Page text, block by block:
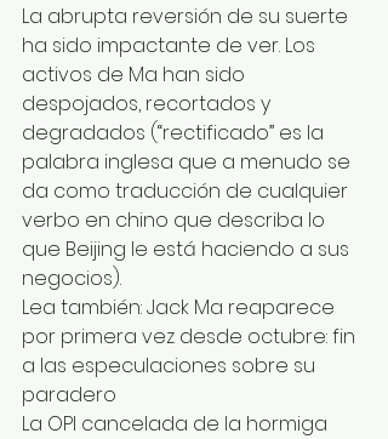
La abrupta reversión de su suerte
ha sido impactante de ver. Los
activos de Ma han sido
despojados, recortados y
degradados (“rectificado” es la
palabra inglesa que a menudo se
da como traducción de cualquier
verbo en chino que describa lo
que Beijing le está haciendo a sus
negocios).
Lea también: Jack Ma reaparece
por primera vez desde octubre: fin
a las especulaciones sobre su
paradero
La OPI cancelada de la hormiga